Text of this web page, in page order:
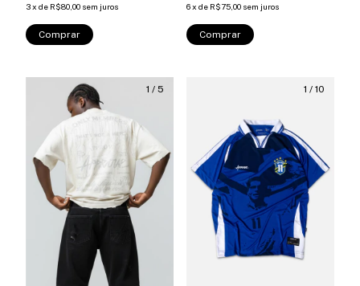
3x de R$80,00 sem juros
Comprar
6x de R$75,00 sem juros
Comprar
1 / 5 1 / 10